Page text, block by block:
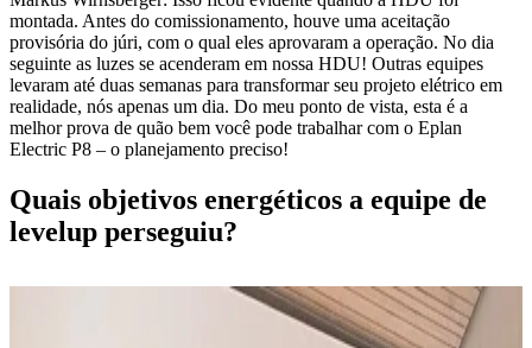
montada. Antes do comissionamento, houve uma aceitação
provisória do júri, com o qual eles aprovaram a operação. No dia
seguinte as luzes se acenderam em nossa HDU! Outras equipes
levaram até duas semanas para transformar seu projeto elétrico em
realidade, nós apenas um dia. Do meu ponto de vista, esta é a
melhor prova de quão bem você pode trabalhar com o Eplan
Electric P8 – o planejamento preciso!
Quais objetivos energéticos a equipe de
levelup perseguiu?